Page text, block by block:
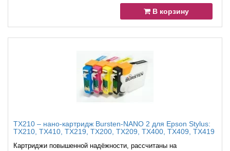
В корзину
TX210 – нано-картридж Bursten-NANO 2 для Epson Stylus:
TX210, TX410, TX219, TX200, TX209, TX400, TX409, TX419
Картриджи повышенной надёжности, рассчитаны на